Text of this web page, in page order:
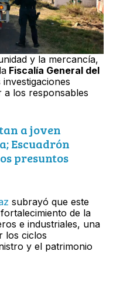
y la mercancía,
Fiscalía General del
los responsables
a joven
Escuadrón
presuntos
subrayó que este
de la
e industriales, una
los ciclos
y el patrimonio